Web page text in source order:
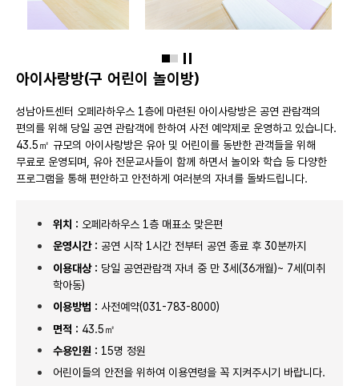
아이사랑방(구 어린이 놀이방)
성남아트센터 오페라하우스 1층에 마련된 아이사랑방은 공연 관람객의
편의를 위해 당일 공연 관람객에 한하여 사전 예약제로 운영하고 있습니다.
43.5㎡ 규모의 아이사랑방은 유아 및 어린이를 동반한 관객들을 위해
무료로 운영되며, 유아 전문교사들이 함께 하면서 놀이와 학습 등 다양한
프로그램을 통해 편안하고 안전하게 여러분의 자녀를 돌봐드립니다.
위치 : 오페라하우스 1층 매표소 맞은편
운영시간 : 공연 시작 1시간 전부터 공연 종료 후 30분까지
이용대상 : 당일 공연관람객 자녀 중 만 3세(36개월)~ 7세(미취
학아동)
이용방법 : 사전예약(031-783-8000)
면적 : 43.5㎡
수용인원 : 15명 정원
어린이들의 안전을 위하여 이용연령을 꼭 지켜주시기 바랍니다.